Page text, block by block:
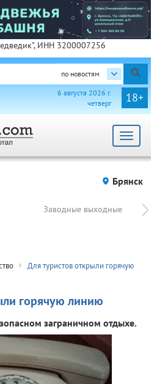
ИНН 3200007256
по новостям
18+
6 августа 2026 г.
четверг
Toggle
Брянск
Заводные выходные
Для туристов открыли горячую
горячую линию
заграничном отдыхе.